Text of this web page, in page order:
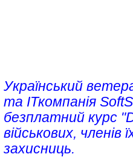
Український
та ІТкомпанія
безплатний курс
військових, членів
захисниць.